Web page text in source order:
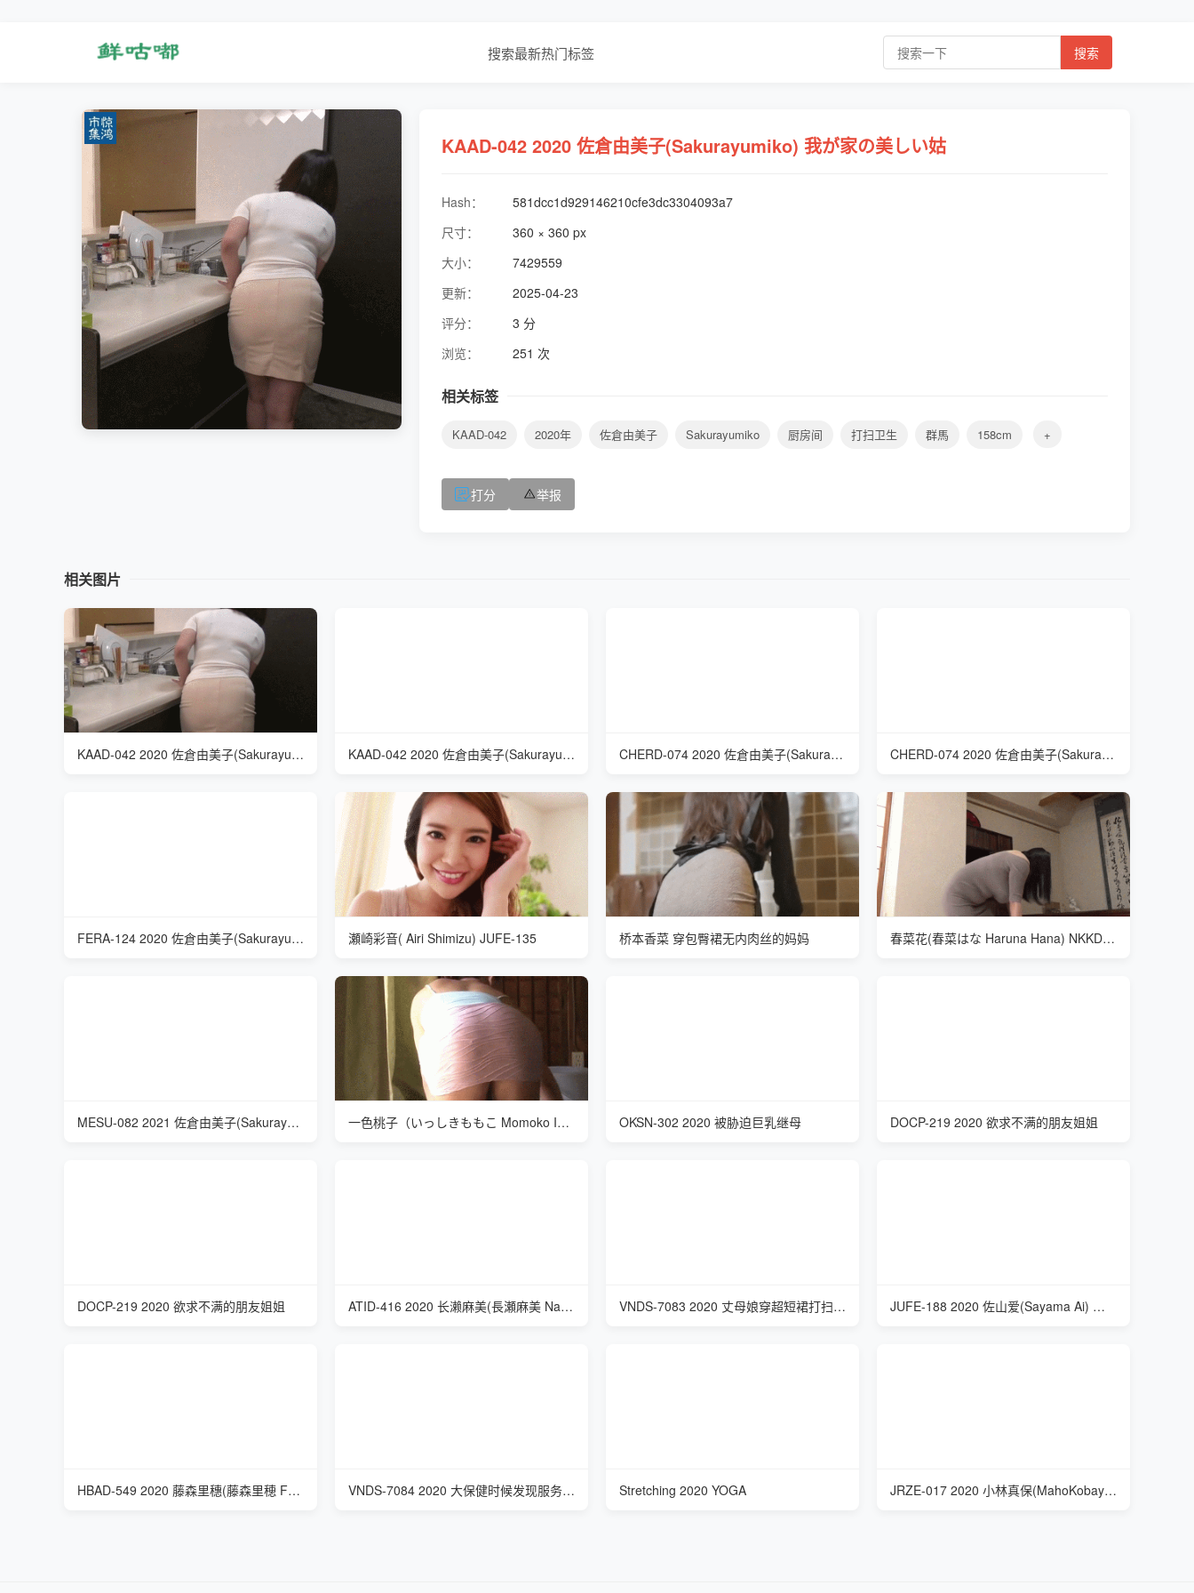
搜索最新热门标签 搜索
KAAD-042 2020 佐倉由美子(Sakurayumiko) 我が家の美しい姑
Hash：
581dcc1d929146210cfe3dc3304093a7
尺寸：
360 × 360 px
大小：
7429559
更新：
2025-04-23
评分：
3 分
浏览：
251 次
相关标签
KAAD-042 2020年 佐倉由美子 Sakurayumiko 厨房间 打扫卫生 群馬 158cm +
打分 举报
相关图片
KAAD-042 2020 佐倉由美子(Sakurayumiko) 我が家の美しい姑 KAAD-042 2020 佐倉由美子(Sakurayumiko) 我が家の美しい姑 CHERD-074 2020 佐倉由美子(Sakurayumiko) 老牛吃嫩草 CHERD-074 2020 佐倉由美子(Sakurayumiko) 老牛吃嫩草
FERA-124 2020 佐倉由美子(Sakurayumiko) 寂寞的阿姨 瀬崎彩音( Airi Shimizu) JUFE-135 桥本香菜 穿包臀裙无内肉丝的妈妈 春菜花(春菜はな Haruna Hana) NKKD-179 打扫卫生
MESU-082 2021 佐倉由美子(Sakurayumiko) 肥皂阿姨 一色桃子（いっしきももこ Momoko Isshiki）OBA-409 叔母と甥の田舎 OKSN-302 2020 被胁迫巨乳继母 DOCP-219 2020 欲求不满的朋友姐姐
DOCP-219 2020 欲求不满的朋友姐姐 ATID-416 2020 长濑麻美(長瀬麻美 Nagase Mami) 社长秘书的连裤袜 VNDS-7083 2020 丈母娘穿超短裙打扫卫生 JUFE-188 2020 佐山爱(Sayama Ai) 人妻爱上隔壁住院的男人
HBAD-549 2020 藤森里穗(藤森里穂 Fujimori Riho) 高傲家庭教师沦为肉慾女人 VNDS-7084 2020 大保健时候发现服务员是妈妈 Stretching 2020 YOGA JRZE-017 2020 小林真保(MahoKobayashi) 初撮り人妻ドキュメント